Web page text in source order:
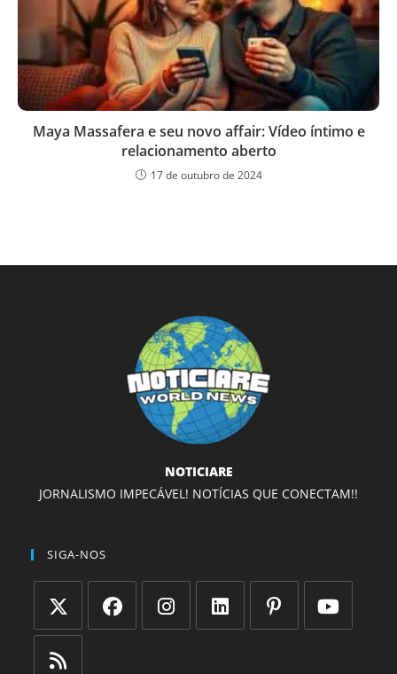
Maya Massafera e seu novo affair: Vídeo íntimo e
relacionamento aberto
17 de outubro de 2024
NOTICIARE
JORNALISMO IMPECÁVEL! NOTÍCIAS QUE CONECTAM!!
SIGA-NOS
Abre
em